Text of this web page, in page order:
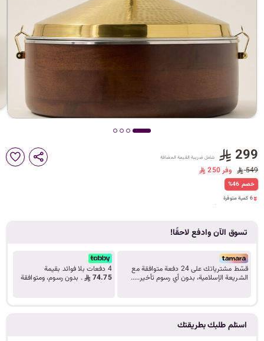
د
299 شامل ضريبة القيمة المضافة
549 وفر 250
%46 خصم
6 كمية متوفرة
15 مشاهدة مؤخراً
6 كمية متوفرة
تسوق الآن وادفع لاحقًا!
قسّط مشترياتك على 24 دفعة متوافقة مع
الشريعة الإسلامية، بدون أي رسوم تأخير.....
4 دفعات بلا فوائد بقيمة
74.75
. بدون رسوم، ومتوافقة
استلم طلبك بطريقتك